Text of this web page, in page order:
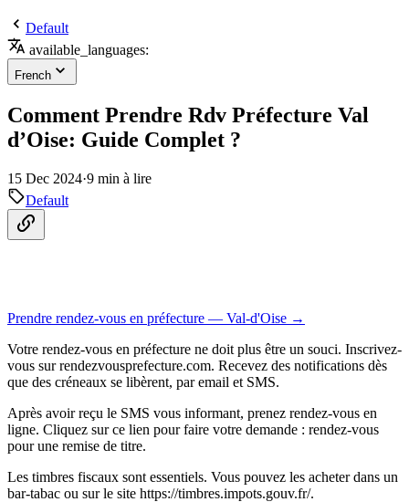
Default
available_languages:
French
Comment Prendre Rdv Préfecture Val
d’Oise: Guide Complet ?
15 Dec 2024·9 min à lire
Default
Prendre rendez-vous en préfecture — Val-d'Oise →
Votre rendez-vous en préfecture ne doit plus être un souci. Inscrivez-
vous surrendezvousprefecture.com. Recevez des notifications dès
que des créneaux se libèrent, par email et SMS.
Après avoir reçu le SMS vous informant, prenez rendez-vous en
ligne. Cliquez sur ce lien pour faire votre demande : rendez-vous
pour une remise de titre.
Les timbres fiscaux sont essentiels. Vous pouvez les acheter dans un
bar-tabac ou sur le site https://timbres.impots.gouv.fr/.